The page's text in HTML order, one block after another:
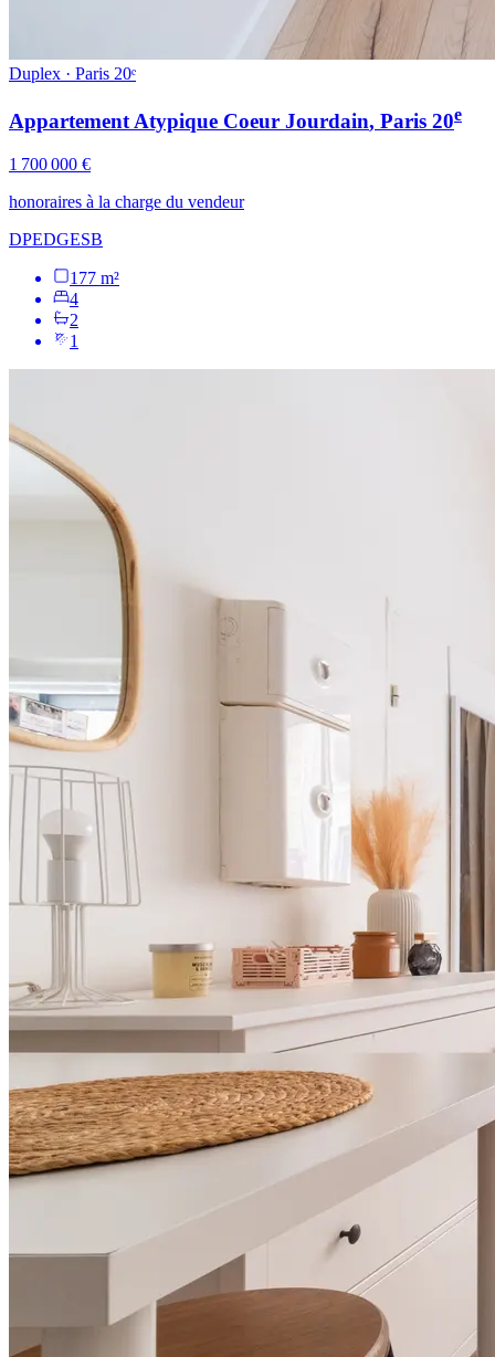
Duplex · Paris 20ᵉ
Appartement Atypique Coeur Jourdain, Paris 20e
1 700 000 €
honoraires à la charge du vendeur
DPEDGESB
177 m²
4
2
1